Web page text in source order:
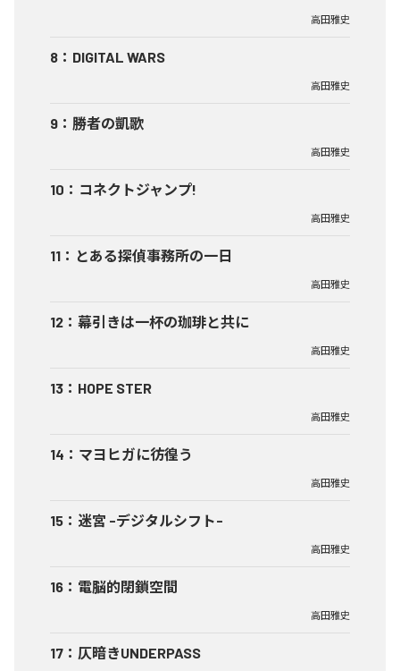
高田雅史
8 ： DIGITAL WARS
高田雅史
9 ： 勝者の凱歌
高田雅史
10 ： コネクトジャンプ!
高田雅史
11 ： とある探偵事務所の一日
高田雅史
12 ： 幕引きは一杯の珈琲と共に
高田雅史
13 ： HOPE STER
高田雅史
14 ： マヨヒガに彷徨う
高田雅史
15 ： 迷宮 -デジタルシフト-
高田雅史
16 ： 電脳的閉鎖空間
高田雅史
17 ： 仄暗きUNDERPASS